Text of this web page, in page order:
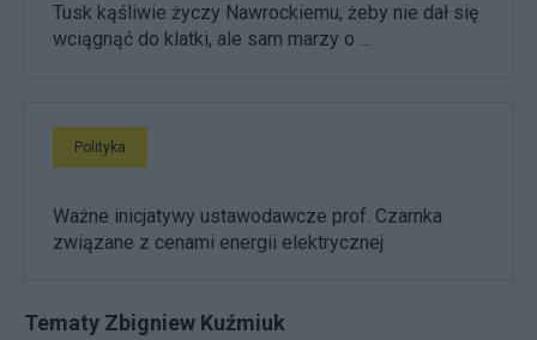
Tusk kąśliwie życzy Nawrockiemu, żeby nie dał się
wciągnąć do klatki, ale sam marzy o ...
Polityka
Ważne inicjatywy ustawodawcze prof. Czarnka
związane z cenami energii elektrycznej
Tematy Zbigniew Kuźmiuk